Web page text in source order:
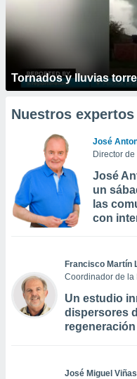
Tornados y lluvias
Nuestros expertos
José
Director
José
un
las
con
Francisco Martín
Coordinador de la
Un estudio
dispersores
regeneración
José Miguel Viñas